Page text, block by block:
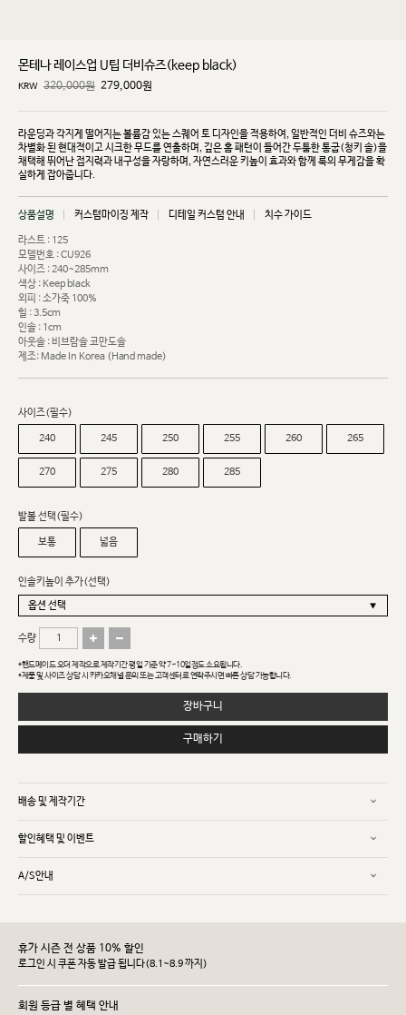
몬테나 레이스업 U팁 더비슈즈(keep black)
KRW 320,000원 279,000원
라운딩과 각지게 떨어지는 볼륨감 있는 스퀘어 토 디자인을 적용하여, 일반적인 더비 슈즈와는
차별화된 현대적이고 시크한 무드를 연출하며, 깊은 홈 패턴이 들어간 두툼한 통굽(청키 솔)을
채택해 뛰어난접지력과 내구성을 자랑하며, 자연스러운 키높이 효과와 함께 룩의 무게감을 확
실하게 잡아줍니다.
상품설명 커스텀마이징 제작 디테일 커스텀 안내 치수 가이드
라스트 : 125
모델번호 : CU926
사이즈 : 240~285mm
색상 : Keep black
외피 : 소가죽 100%
힐 : 3.5cm
인솔 : 1cm
아웃솔 : 비브람솔 코만도솔
제조: Made In Korea (Hand made)
사이즈(필수)
240 245 250 255 260 265
270 275 280 285
발볼 선택(필수)
보통 넓음
인솔키높이 추가(선택)
수량
*핸드메이드 오더 제작으로 제작기간 평일 기준 약 7~10일정도 소요됩니다.
*제품 및 사이즈 상담 시 카카오채널 문의 또는 고객센터로 연락주시면 빠른 상담 가능합니다.
장바구니
구매하기
배송 및 제작기간
할인혜택 및 이벤트
A/S안내
휴가 시즌 전 상품 10% 할인
로그인 시 쿠폰 자동 발급 됩니다(8.1~8.9 까지)
회원 등급 별 혜택 안내